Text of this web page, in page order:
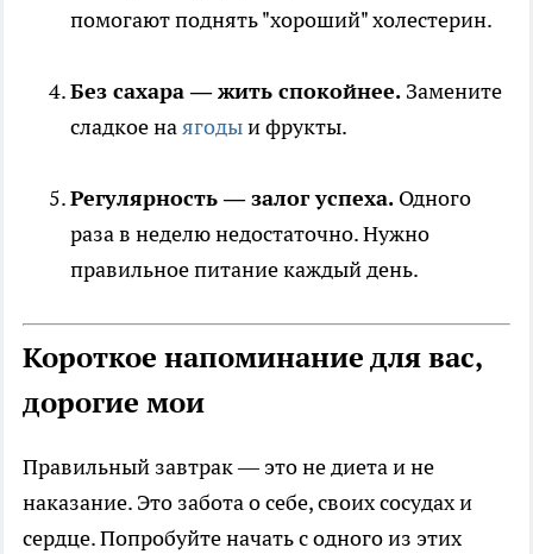
помогают поднять "хороший" холестерин.
Без сахара — жить спокойнее. Замените
сладкое наягодыи фрукты.
Регулярность — залог успеха. Одного
раза в неделю недостаточно. Нужно
правильное питание каждый день.
Короткое напоминание для вас,
дорогие мои
Правильный завтрак — это не диета и не
наказание. Это забота о себе, своих сосудах и
сердце. Попробуйте начать с одного из этих